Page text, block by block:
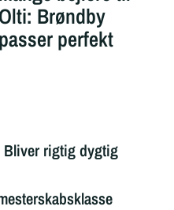
Olti: Brøndby
passer perfekt
Bliver rigtig dygtig